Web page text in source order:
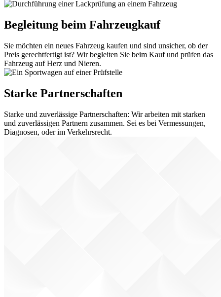
Begleitung beim Fahrzeugkauf
Sie möchten ein neues Fahrzeug kaufen und sind unsicher, ob der
Preis gerechtfertigt ist? Wir begleiten Sie beim Kauf und prüfen das
Fahrzeug auf Herz und Nieren.
Starke Partnerschaften
Starke und zuverlässige Partnerschaften: Wir arbeiten mit starken
und zuverlässigen Partnern zusammen. Sei es bei Vermessungen,
Diagnosen, oder im Verkehrsrecht.